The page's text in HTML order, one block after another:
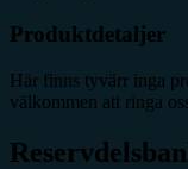
Produktdetaljer
Här finns tyvärr inga
välkommen att ringa